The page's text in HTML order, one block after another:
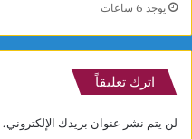
يوجد 6 ساعات
اترك تعليقاً
لن يتم نشر عنوان بريدك الإلكتروني.